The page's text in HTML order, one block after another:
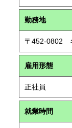
勤務地
〒452-0802
雇用形態
正社員
就業時間